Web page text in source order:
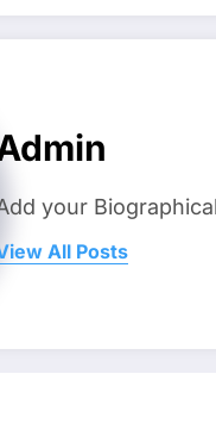
your
All Posts